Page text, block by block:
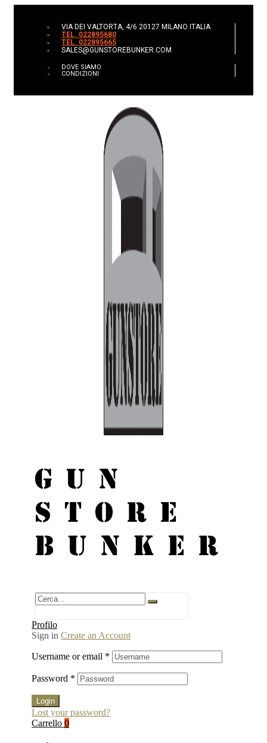
VIA DEI VALTORTA, 4/6 20127 MILANO ITALIA
TEL. 022895680
TEL. 022895665
SALES@GUNSTOREBUNKER.COM
DOVE SIAMO
CONDIZIONI
GUN
STORE
BUNKER
Profilo
Sign in Create an Account
Username or email *
Password *
Login
Lost your password?
Carrello 0